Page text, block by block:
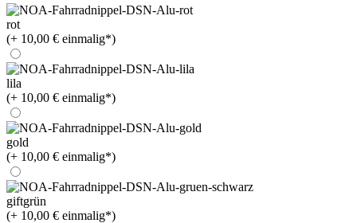
rot
(+ 10,00 € einmalig*)
lila
(+ 10,00 € einmalig*)
gold
(+ 10,00 € einmalig*)
giftgrün
(+ 10,00 € einmalig*)